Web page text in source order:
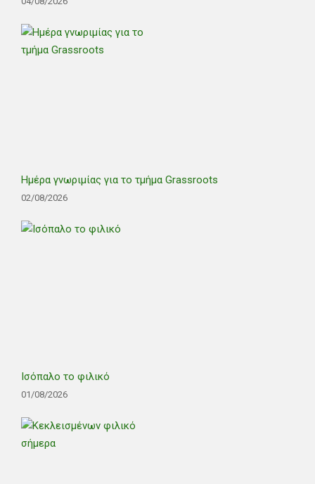
Ημέρα γνωριμίας για το τμήμα Grassroots
02/08/2026
Ισόπαλο το φιλικό
01/08/2026